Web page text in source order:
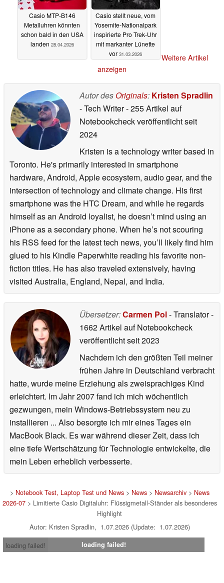
Casio MTP-B146
Metalluhren könnten
schon bald in den USA
landen 28.04.2026
Casio stellt neue, vom
Yosemite-Nationalpark
inspirierte Pro Trek-Uhr
mit markanter Lünette
vor 31.03.2026
Weitere Artikel
anzeigen
Autor des Originals: Kristen Spradlin
- Tech Writer- 255 Artikel auf
Notebookcheck veröffentlichtseit
2024
Kristen is a technology writer based in
Toronto. He's primarily interested in smartphone
hardware, Android, Apple ecosystem, audio gear, and the
intersection of technology and climate change. His first
smartphone was the HTC Dream, and while he regards
himself as an Android loyalist, he doesn’t mind using an
iPhone as a secondary phone. When he’s not scouring
his RSS feed for the latest tech news, you’ll likely find him
glued to his Kindle Paperwhite reading his favorite non-
fiction titles. He has also traveled extensively, having
visited Australia, England, Nepal, and India.
Übersetzer:Carmen Pol- Translator-
1662 Artikel auf Notebookcheck
veröffentlichtseit 2023
Nachdem ich den größten Teil meiner
frühen Jahre in Deutschland verbracht
hatte, wurde meine Erziehung als zweisprachiges Kind
erleichtert. Im Jahr 2007 fand ich mich wöchentlich
gezwungen, mein Windows-Betriebssystem neu zu
installieren ... Also besorgte ich mir eines Tages ein
MacBook Black. Es war während dieser Zeit, dass ich
eine tiefe Wertschätzung für Technologie entwickelte, die
mein Leben erheblich verbesserte.
> Notebook Test, Laptop Test und News> News> Newsarchiv> News
2026-07> Limitierte Casio Digitaluhr: Flüssigmetall-Ständer als besonderes
Highlight
Autor: Kristen Spradlin, 1.07.2026 (Update: 1.07.2026)
loading failed!
loading failed!